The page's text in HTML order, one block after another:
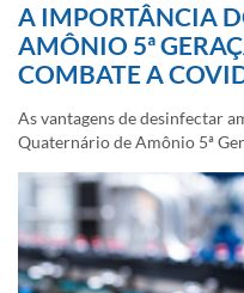
A IMPORTÂNCIA
AMÔNIO 5ª
COMBATE A
As vantagens de desinfectar
Quaternário de Amônio 5ª